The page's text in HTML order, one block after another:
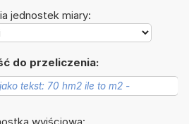
jednostek miary:
do przeliczenia:
wyjściowa: